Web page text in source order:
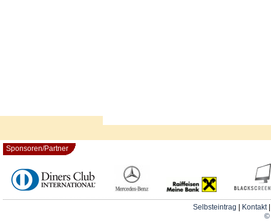
Sponsoren/Partner
Selbsteintrag Kontakt
©